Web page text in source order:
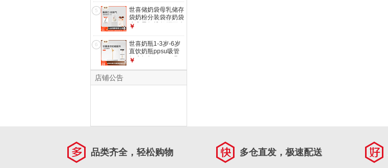
人首购】超轻AIR款
0-6个月 1只装 扁头
5
世喜储奶袋母乳储存
袋奶粉分装袋存奶袋
小容量便携保鲜可冷
120ml*30片【拍3件
更划算】
￥
6
世喜奶瓶1-3岁-6岁
直饮奶瓶ppsu吸管
杯牛奶杯300ml 吸
￥
店铺公告
品类齐全，轻松购物 多仓直发，极速配送